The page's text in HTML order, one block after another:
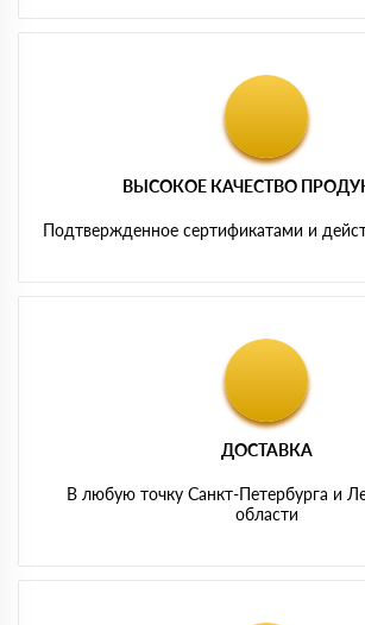
ВЫСОКОЕ КАЧЕСТВО
Подтвержденное сертификатами и
ДОСТАВКА
В любую точку Санкт-Петербурга и
области